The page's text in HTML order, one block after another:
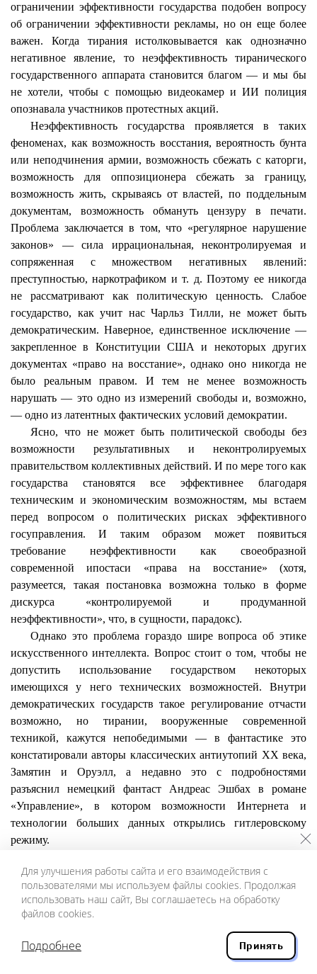
ограничении эффективности государства подобен вопросу
об ограничении эффективности рекламы, но он еще более
важен. Когда тирания истолковывается как однозначно
негативное явление, то неэффективность тиранического
государственного аппарата становится благом — и мы бы
не хотели, чтобы с помощью видеокамер и ИИ полиция
опознавала участников протестных акций.
Неэффективность государства проявляется в таких
феноменах, как возможность восстания, вероятность бунта
или неподчинения армии, возможность сбежать с каторги,
возможность для оппозиционера сбежать за границу,
возможность жить, скрываясь от властей, по поддельным
документам, возможность обмануть цензуру в печати.
Проблема заключается в том, что «регулярное нарушение
законов» — сила иррациональная, неконтролируемая и
сопряженная с множеством негативных явлений:
преступностью,наркотрафиком и т. д. Поэтому ее никогда
не рассматривают как политическую ценность. Слабое
государство, как учит нас Чарльз Тилли, не может быть
демократическим. Наверное, единственное исключение —
закрепленное в Конституции США и некоторых других
документах «право на восстание», однако оно никогда не
было реальным правом. И тем не менее возможность
нарушать — это одно из измерений свободы и, возможно,
— одно из латентных фактических условий демократии.
Ясно, что не может быть политической свободы без
возможности результативных и неконтролируемых
правительством коллективных действий. И по мере того как
государства становятся все эффективнее благодаря
техническим и экономическим возможностям, мы встаем
перед вопросом о политических рисках эффективного
госуправления. И таким образом может появиться
требование неэффективности как своеобразной
современной ипостаси «права на восстание» (хотя,
разумеется, такая постановка возможна только в форме
дискурса «контролируемой и продуманной
неэффективности», что, в сущности, парадокс).
Однако это проблема гораздо шире вопроса об этике
искусственного интеллекта. Вопрос стоит о том, чтобы не
допустить использование государством некоторых
имеющихся у него технических возможностей. Внутри
демократических государств такое регулирование отчасти
возможно, но тирании, вооруженные современной
техникой, кажутся непобедимыми — в фантастике это
констатировали авторы классических антиутопий ХХ века,
Замятин и Оруэлл, а недавно это с подробностями
разъяснил немецкий фантаст Андреас Эшбах в романе
«Управление», в котором возможности Интернета и
технологии больших данных открылись гитлеровскому
режиму.
случаев этические проблемы коренятся не в компьютере, а в
делах и решениях людей, которые усиливает, обслуживает, а
иногда даже консервирует искусственный интеллект. Но,
требует особого анализа, чтобы выявить, где в недостатках
техники виновны люди, а где мы имеем дело с техническим
Для улучшения работы сайта и его взаимодействия с
пользователями мы используем файлы cookies. Продолжая
использовать наш сайт, Вы соглашаетесь на обработку
файлов cookies.
Подробнее Принять